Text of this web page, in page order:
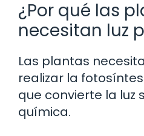
¿Por qué las
necesitan luz
Las plantas
realizar la
que convierte la luz
química.